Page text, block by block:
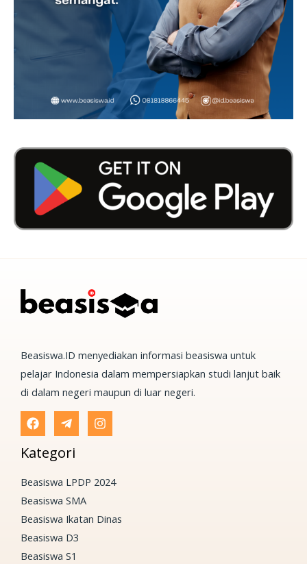
Beasiswa.ID menyediakan informasi beasiswa untuk
pelajar Indonesia dalam mempersiapkan studi lanjut baik
di dalam negeri maupun di luar negeri.
Kategori
Beasiswa LPDP 2024
Beasiswa SMA
Beasiswa Ikatan Dinas
Beasiswa D3
Beasiswa S1